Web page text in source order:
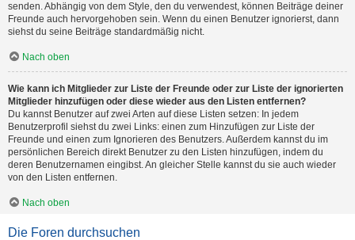
senden. Abhängig von dem Style, den du verwendest, können Beiträge deiner
Freunde auch hervorgehoben sein. Wenn du einen Benutzer ignorierst, dann
siehst du seine Beiträge standardmäßig nicht.
Nach oben
Wie kann ich Mitglieder zur Liste der Freunde oder zur Liste der ignorierten
Mitglieder hinzufügen oder diese wieder aus den Listen entfernen?
Du kannst Benutzer auf zwei Arten auf diese Listen setzen: In jedem
Benutzerprofil siehst du zwei Links: einen zum Hinzufügen zur Liste der
Freunde und einen zum Ignorieren des Benutzers. Außerdem kannst du im
persönlichen Bereich direkt Benutzer zu den Listen hinzufügen, indem du
deren Benutzernamen eingibst. An gleicher Stelle kannst du sie auch wieder
von den Listen entfernen.
Nach oben
Die Foren durchsuchen